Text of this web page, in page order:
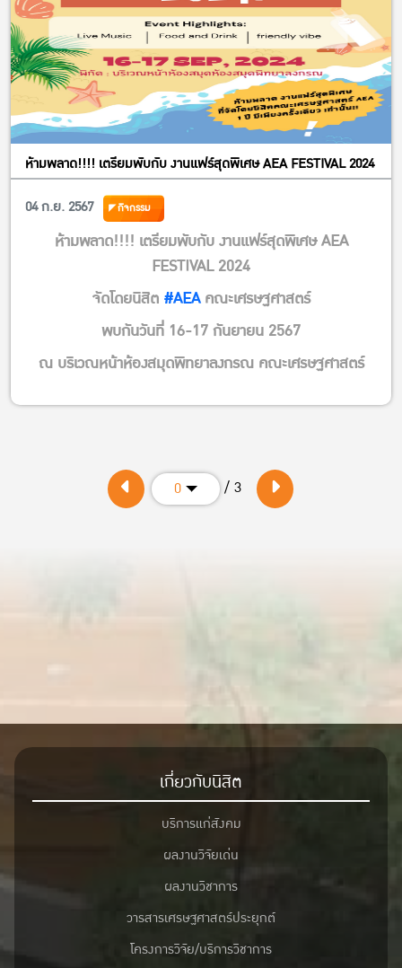
ห้ามพลาด!!!! เตรียมพับกับ งานแฟร์สุดพิเศษ AEA FESTIVAL 2024
04 ก.ย. 2567
กิจกรรม
ห้ามพลาด!!!! เตรียมพับกับ งานแฟร์สุดพิเศษ AEA
FESTIVAL 2024
จัดโดยนิสิต #AEAคณะเศรษฐศาสตร์
พบกันวันที่ 16-17 กันยายน 2567
ณ บริเวณหน้าห้องสมุดพิทยาลงกรณ คณะเศรษฐศาสตร์
0 / 3
เกี่ยวกับนิสิต
บริการแก่สังคม
ผลงานวิจัยเด่น
ผลงานวิชาการ
วารสารเศรษฐศาสตร์ประยุกต์
โครงการวิจัย/บริการวิชาการ